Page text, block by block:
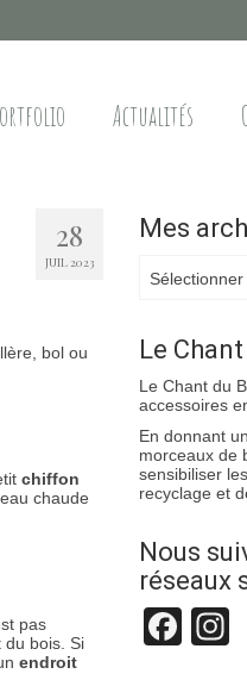
Actualités
28
JUIL 2023
bol ou
chiffon
chaude
pas
du bois. Si
endroit
Mes
archives
Le
Le Chant du
accessoires
En donnant
morceaux de
sensibiliser
recyclage et
Nous
réseaux